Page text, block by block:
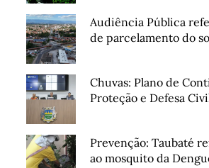
Audiência Pública
de parcelamento do
Chuvas: Plano de
Proteção e Defesa
Prevenção: Taubaté
ao mosquito da